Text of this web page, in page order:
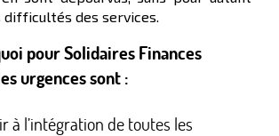
difficultés des services.
pour Solidaires Finances
urgences sont :
à l’intégration de toutes les